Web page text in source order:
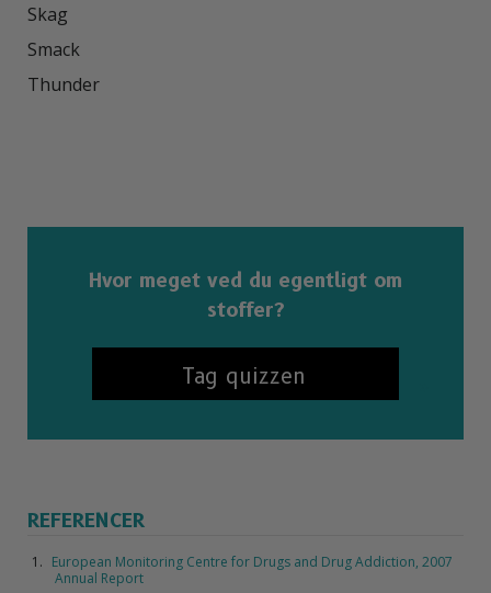
Skag
Smack
Thunder
Hvor meget ved du egentligt om
stoffer?
Tag quizzen
REFERENCER
European Monitoring Centre for Drugs and Drug Addiction, 2007
Annual Report